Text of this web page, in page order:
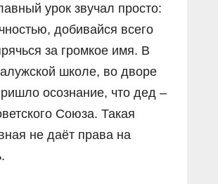
урок звучал просто:
добивайся всего
за громкое имя. В
школе, во дворе
осознание, что дед –
Союза. Такая
не даёт права на